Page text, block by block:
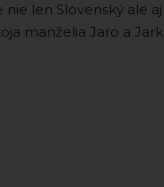
nie len Slovenský ale
manželia Jaro a